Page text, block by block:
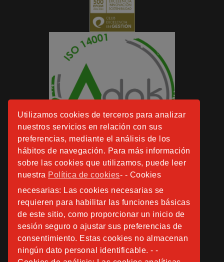
Utilizamos cookies de terceros para analizar
nuestros servicios en relación con sus
preferencias, mediante el análisis de los
hábitos de navegación. Para más información
sobre las cookies que utilizamos, puede leer
nuestra Política de cookies- - Cookies
necesarias: Las cookies necesarias se
requieren para habilitar las funciones básicas
de este sitio, como proporcionar un inicio de
sesión seguro o ajustar sus preferencias de
consentimiento. Estas cookies no almacenan
ningún dato personal identificable. - -